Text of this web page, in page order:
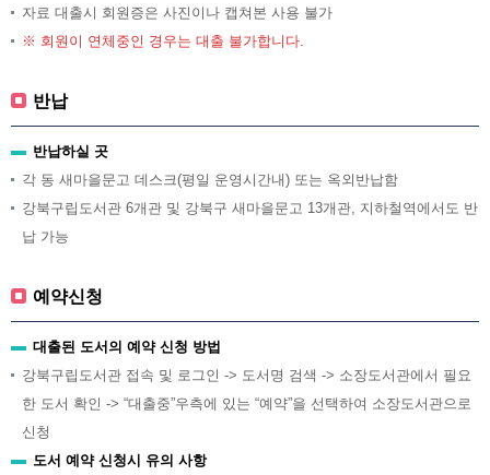
자료 대출시 회원증은 사진이나 캡쳐본 사용 불가
※ 회원이 연체중인 경우는 대출 불가합니다.
반납
반납하실 곳
각 동 새마을문고 데스크(평일 운영시간내) 또는 옥외반납함
강북구립도서관 6개관 및 강북구 새마을문고 13개관, 지하철역에서도 반
납 가능
예약신청
대출된 도서의 예약 신청 방법
강북구립도서관 접속 및 로그인 -> 도서명 검색 -> 소장도서관에서 필요
한 도서 확인 -> “대출중”우측에 있는 “예약”을 선택하여 소장도서관으로
신청
도서 예약 신청시 유의 사항